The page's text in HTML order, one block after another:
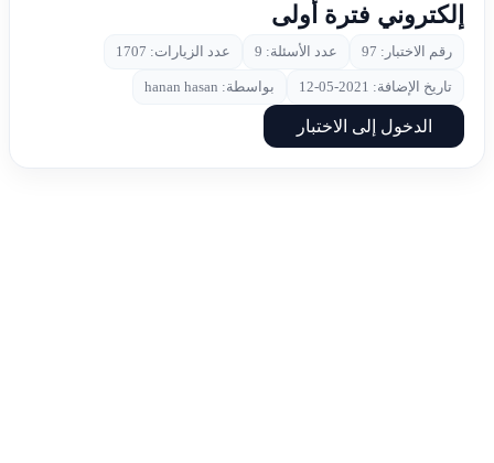
إلكتروني فترة أولى
رقم الاختبار: 97 عدد الأسئلة: 9 عدد الزيارات: 1707
تاريخ الإضافة: 2021-05-12 بواسطة: hanan hasan
الدخول إلى الاختبار